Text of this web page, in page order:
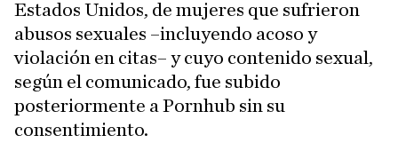
Estados Unidos, de mujeres que sufrieron
abusos sexuales –incluyendo acoso y
violación en citas– y cuyo contenido sexual,
según el comunicado, fue subido
posteriormente a Pornhub sin su
consentimiento.